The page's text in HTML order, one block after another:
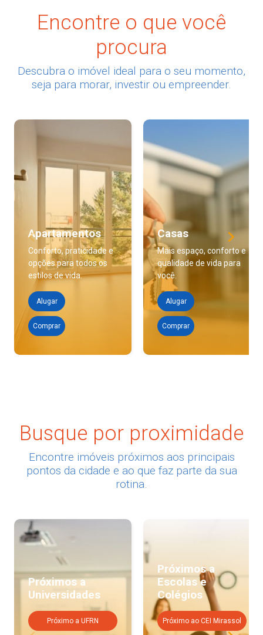
Encontre o que você
procura
Descubra o imóvel ideal para o seu momento,
seja para morar, investir ou empreender.
Apartamentos
Conforto, praticidade e
opções para todos os
estilos de vida.
Alugar
Comprar
Casas
Mais espaço, conforto e
qualidade de vida para
você.
Alugar
Comprar
Busque por proximidade
Encontre imóveis próximos aos principais
pontos da cidade e ao que faz parte da sua
rotina.
Próximos a
Universidades
Próximo a UFRN
Próximos a
Escolas e
Colégios
Próximo ao CEI Mirassol